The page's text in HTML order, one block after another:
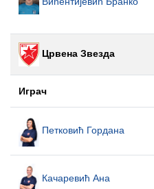
Црвена Звезда
Играч
Петковић Гордана
Качаревић Ана